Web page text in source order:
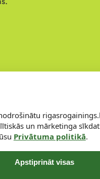
un mārketinga
Privātuma politikā.
Apstiprināt visas